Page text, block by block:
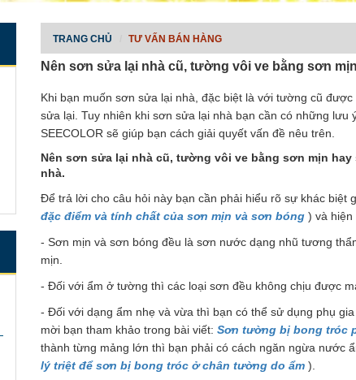
TRANG CHỦ TƯ VẤN BÁN HÀNG
Nên sơn sửa lại nhà cũ, tường vôi ve bằng sơn
Khi bạn muốn sơn sửa lại nhà, đặc biệt là với tường cũ
sửa lại. Tuy nhiên khi sơn sửa lại nhà bạn cần có những
SEECOLOR sẽ giúp bạn cách giải quyết vấn đề nêu trên.
Nên sơn sửa lại nhà cũ, tường vôi ve bằng sơn mịn
nhà.
Để trả lời cho câu hỏi này bạn cần phải hiểu rõ sự khác
đặc điểm và tính chất của sơn mịn và sơn bóng ) và
- Sơn mịn và sơn bóng đều là sơn nước dạng nhũ tương
mịn.
- Đối với ẩm ở tường thì các loại sơn đều không chịu được
- Đối với dạng ẩm nhẹ và vừa thì bạn có thể sử dụng phụ
mời bạn tham khảo trong bài viết: Sơn tường bị bong tróc
thành từng mảng lớn thì bạn phải có cách ngăn ngừa nước
lý triệt để sơn bị bong tróc ở chân tường do ẩm ).